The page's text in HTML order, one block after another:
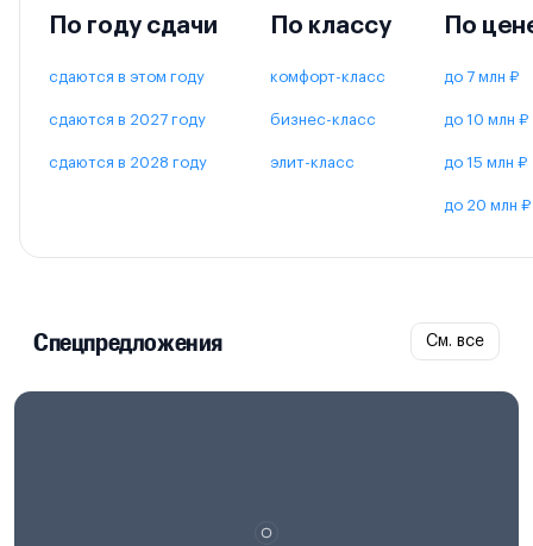
По году сдачи
сдаются в этом году
сдаются в 2027 году
сдаются в 2028 году
По классу
комфорт-класс
бизнес-класс
элит-класс
По
до 7 млн ₽
до 10 млн ₽
до 15 млн ₽
до 20 млн ₽
Спецпредложения См. все